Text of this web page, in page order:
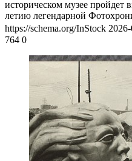
историческом музее пройдет
летию легендарной
https://schema.org/InStock
764 0